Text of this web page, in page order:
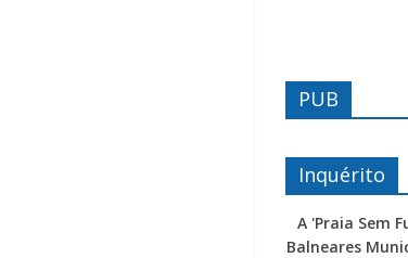
PUB
Inquérito
A 'Praia Sem
Balneares